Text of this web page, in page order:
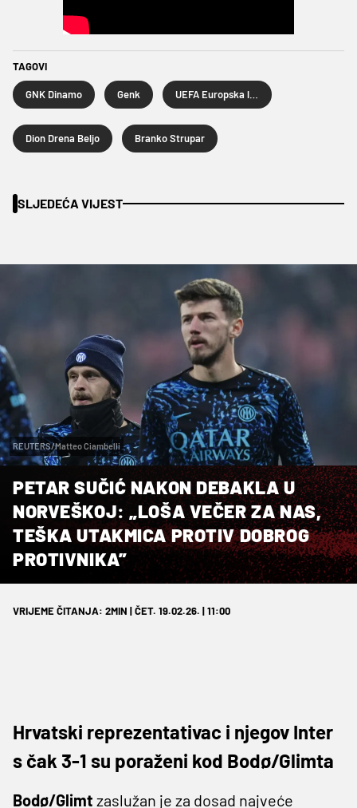
TAGOVI
GNK Dinamo Genk
Dion Drena Beljo Branko Strupar
SLJEDEĆA VIJEST
REUTERS/Matteo Ciambelli
PETAR SUČIĆ NAKON DEBAKLA U
NORVEŠKOJ: „LOŠA VEČER ZA NAS,
TEŠKA UTAKMICA PROTIV DOBROG
PROTIVNIKA”
VRIJEME ČITANJA: 2MIN | ČET. 19.02.26. | 11:00
Hrvatski reprezentativac i njegov Inter
s čak 3-1 su poraženi kod Bodø/Glimta
Bodø/Glimt zaslužan je za dosad najveće